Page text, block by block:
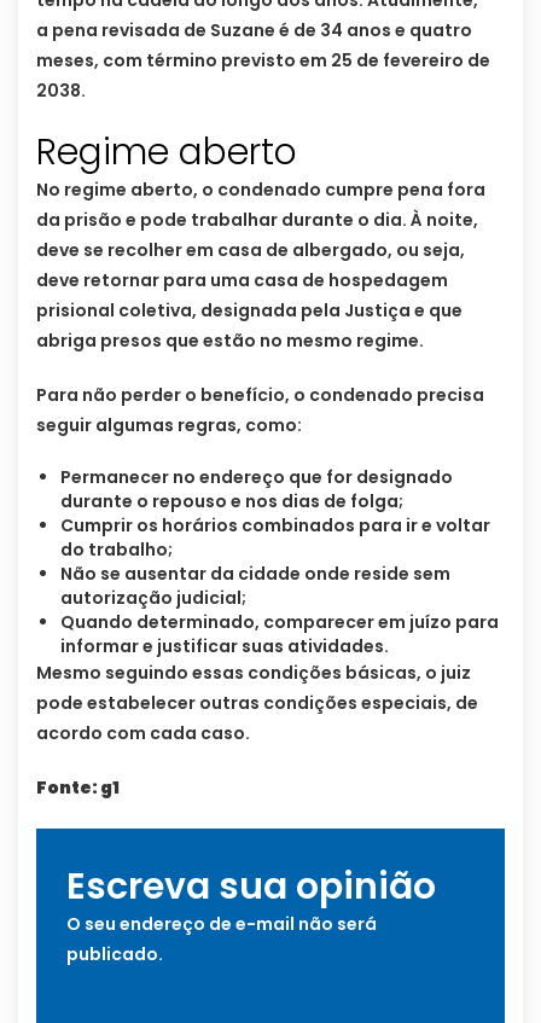
a pena revisada de Suzane é de 34 anos e quatro
meses, com término previsto em 25 de fevereiro de
2038.
Regime aberto
No regime aberto, o condenado cumpre pena fora
da prisão e pode trabalhar durante o dia. À noite,
deve se recolher em casa de albergado, ou seja,
deve retornar para uma casa de hospedagem
prisional coletiva, designada pela Justiça e que
abriga presos que estão no mesmo regime.
Para não perder o benefício, o condenado precisa
seguir algumas regras, como:
Permanecer no endereço que for designado
durante o repouso e nos dias de folga;
Cumprir os horários combinados para ir e voltar
do trabalho;
Não se ausentar da cidade onde reside sem
autorização judicial;
Quando determinado, comparecer em juízo para
informar e justificar suas atividades.
Mesmo seguindo essas condições básicas, o juiz
pode estabelecer outras condições especiais, de
acordo com cada caso.
Fonte: g1
Escreva sua opinião
O seu endereço de e-mail não será
publicado.